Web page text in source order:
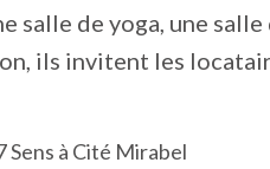
salle de yoga, une
ils invitent les